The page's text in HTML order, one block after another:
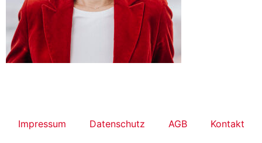
Impressum Datenschutz AGB Kontakt